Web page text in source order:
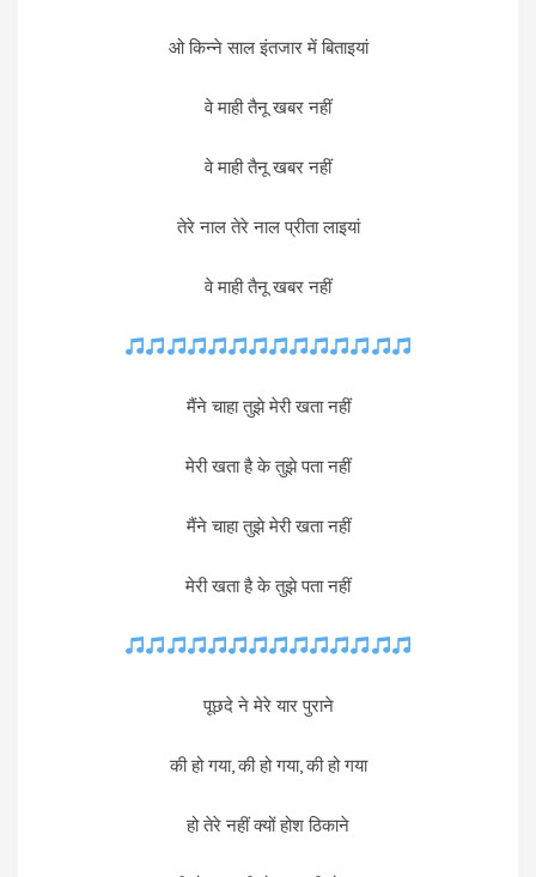
ओ किन्ने साल इंतजार में बिताइयां
वे माही तैनू खबर नहीं
वे माही तैनू खबर नहीं
तेरे नाल तेरे नाल प्रीता लाइयां
वे माही तैनू खबर नहीं
मैंने चाहा तुझे मेरी खता नहीं
मेरी खता है के तुझे पता नहीं
मैंने चाहा तुझे मेरी खता नहीं
मेरी खता है के तुझे पता नहीं
पूछदे ने मेरे यार पुराने
की हो गया, की हो गया, की हो गया
हो तेरे नहीं क्यों होश ठिकाने